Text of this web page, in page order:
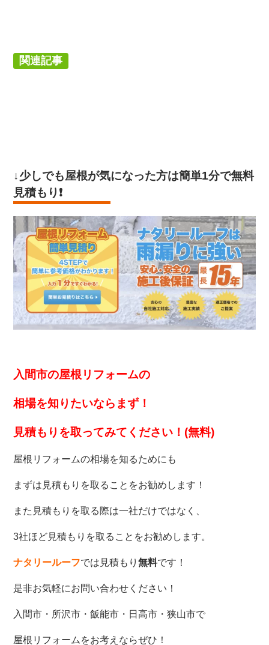
関連記事
↓少しでも屋根が気になった方は簡単1分で無料
見積もり ❗️
入間市の屋根リフォームの
相場を知りたいなら まず！
見積もりを取ってみてください！(無料)
屋根リフォームの相場を知るためにも
まずは見積もりを取ることをお勧めします！
また見積もりを取る際は一社だけではなく、
3社ほど見積もりを取ることをお勧めします。
ナタリールーフでは見積もり無料です！
是非お気軽にお問い合わせください！
入間市・所沢市・飯能市・日高市・狭山市で
屋根リフォームをお考えならぜひ！